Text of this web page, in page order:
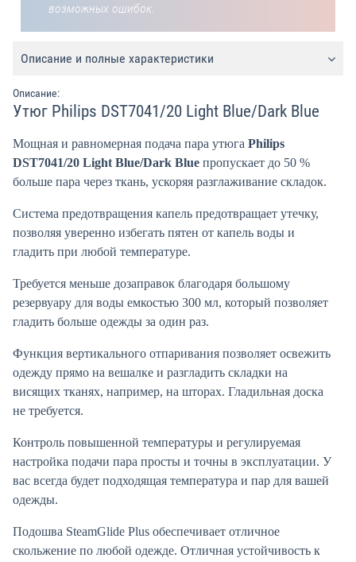
возможных ошибок.
Описание и полные характеристики
Описание:
Утюг Philips DST7041/20 Light Blue/Dark Blue
Мощная и равномерная подача пара утюга Philips
DST7041/20 Light Blue/Dark Blue пропускает до 50 %
больше пара через ткань, ускоряя разглаживание складок.
Система предотвращения капель предотвращает утечку,
позволяя уверенно избегать пятен от капель воды и
гладить при любой температуре.
Требуется меньше дозаправок благодаря большому
резервуару для воды емкостью 300 мл, который позволяет
гладить больше одежды за один раз.
Функция вертикального отпаривания позволяет освежить
одежду прямо на вешалке и разгладить складки на
висящих тканях, например, на шторах. Гладильная доска
не требуется.
Контроль повышенной температуры и регулируемая
настройка подачи пара просты и точны в эксплуатации. У
вас всегда будет подходящая температура и пар для вашей
одежды.
Подошва SteamGlide Plus обеспечивает отличное
скольжение по любой одежде. Отличная устойчивость к